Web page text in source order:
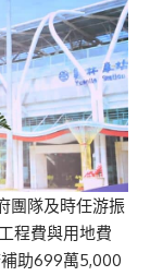
團隊及時任游振
程費與用地費
助699萬5,000